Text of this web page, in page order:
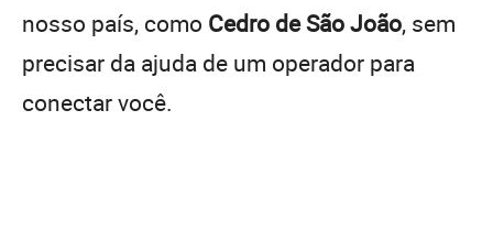
nosso país, como Cedro de São João, sem
precisar da ajuda de um operador para
conectar você.